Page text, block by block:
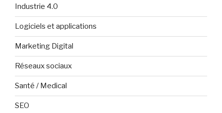
Industrie 4.0
Logiciels et applications
Marketing Digital
Réseaux sociaux
Santé / Medical
SEO